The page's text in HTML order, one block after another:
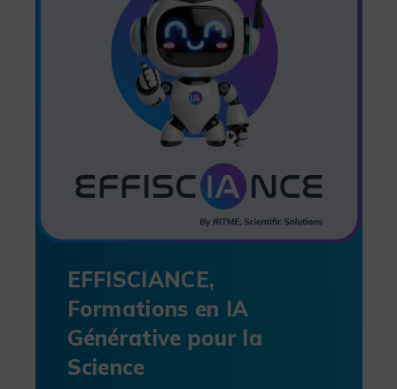
EFFISCIANCE,
Formations en IA
Générative pour la
Science